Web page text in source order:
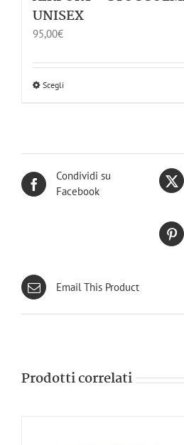
UNISEX
95,00€
Scegli
Condividi su
Facebook
Email This Product
Prodotti correlati